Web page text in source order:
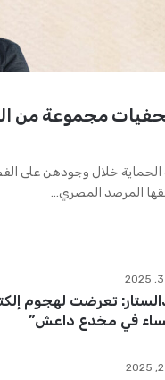
مجموعة من
خلال وجودهن على
المرصد المصري…
تعرضت لهجوم
في مخدع داعش”